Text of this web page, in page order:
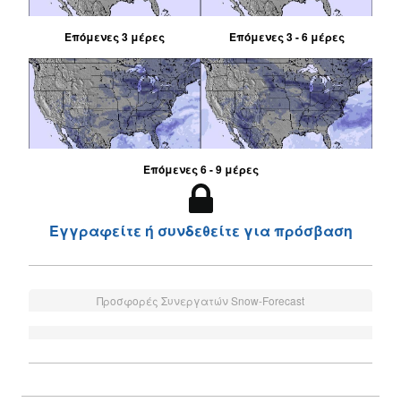
Επόμενες 3 μέρες Επόμενες 3 - 6 μέρες
Επόμενες 6 - 9 μέρες
Εγγραφείτε ή συνδεθείτε για πρόσβαση
Προσφορές Συνεργατών Snow-Forecast